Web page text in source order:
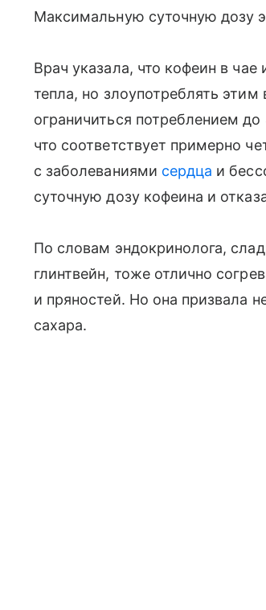
Максимальную суточную дозу
Врач указала, что кофеин в
тепла, но злоупотреблять
ограничиться потреблением
что соответствует примерно
с заболеваниями сердца и
суточную дозу кофеина и
По словам эндокринолога,
глинтвейн, тоже отлично
и пряностей. Но она призвала
сахара.